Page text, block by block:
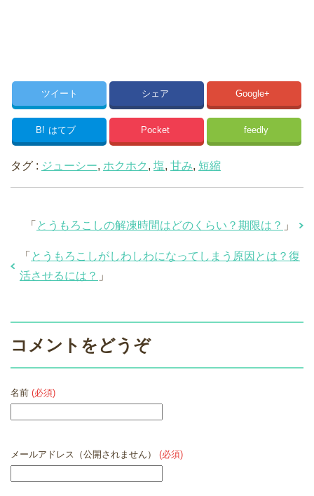
ツイート シェア Google+
B! はてブ Pocket feedly
タグ : ジューシー, ホクホク , 塩, 甘み, 短縮
「 とうもろこしの解凍時間はどのくらい？期限は？ 」
「 とうもろこしがしわしわになってしまう原因とは？復
活させるには？ 」
コメントをどうぞ
名前 (必須)
メールアドレス（公開されません） (必須)